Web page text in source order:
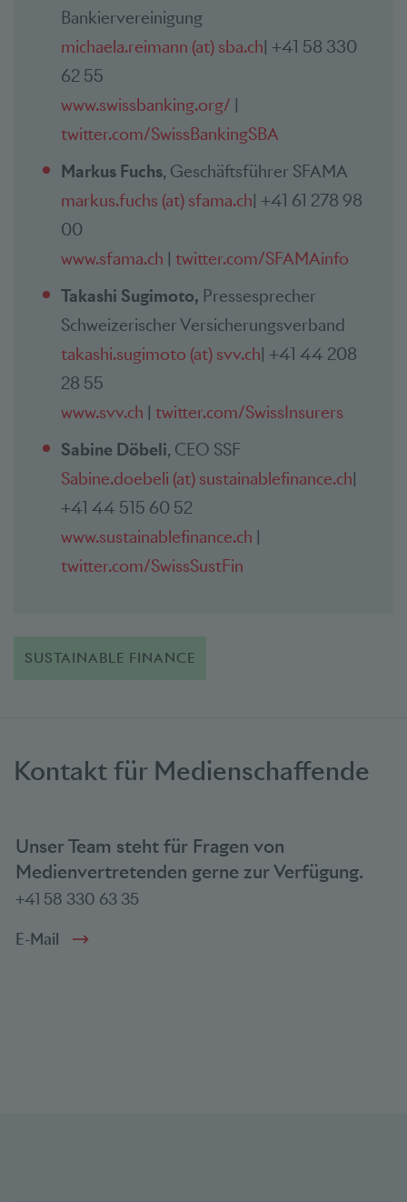
Bankiervereinigung
michaela.reimann (at) sba.ch| +41 58 330
62 55
www.swissbanking.org/ |
twitter.com/SwissBankingSBA
Markus Fuchs, Geschäftsführer SFAMA
markus.fuchs (at) sfama.ch| +41 61 278 98
00
www.sfama.ch | twitter.com/SFAMAinfo
Takashi Sugimoto, Pressesprecher
Schweizerischer Versicherungsverband
takashi.sugimoto (at) svv.ch| +41 44 208
28 55
www.svv.ch | twitter.com/SwissInsurers
Sabine Döbeli, CEO SSF
Sabine.doebeli (at) sustainablefinance.ch|
+41 44 515 60 52
www.sustainablefinance.ch |
twitter.com/SwissSustFin
SUSTAINABLE FINANCE
Kontakt für Medienschaffende
Unser Team steht für Fragen von
Medienvertretenden gerne zur Verfügung.
+41 58 330 63 35
E-Mail